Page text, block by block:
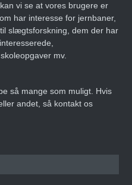
vi se at vores brugere er
har interesse for jernbaner,
slægtsforskning, dem der har
mv.
så mange som muligt. Hvis
andet, så kontakt os